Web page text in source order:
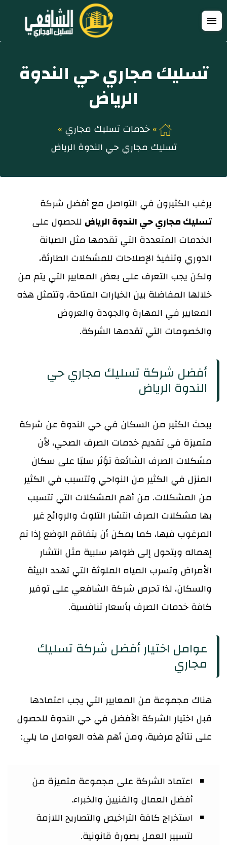
التجاوز
إلى
المحتوى
تسليك مجاري حي الندوة
الرياض
خدمات تسليك مجاري
تسليك مجاري حي الندوة الرياض
يرغب الكثيرون في التواصل مع أفضل شركة
تسليك مجاري حي الندوة الرياض للحصول على
الخدمات المتعددة التي تقدمها مثل الصيانة
الدوري وتنفيذ الإصلاحات للمشكلات الطارئة،
ولكن يجب التعرف على بعض المعايير التي يتم من
خلالها المفاضلة بين الخيارات المتاحة، وتتمثل هذه
المعايير في المهارة والجودة والعروض
والخصومات التي تقدمها الشركة.
أفضل شركة تسليك مجاري حي
الندوة الرياض
يبحث الكثير من السكان في حي الندوة عن شركة
متميزة في تقديم خدمات الصرف الصحي، لأن
مشكلات الصرف الشائعة تؤثر سلبًا على سكان
المنزل في الكثير من النواحي وتتسبب في الكثير
من المشكلات. من أهم المشكلات التي تتسبب
بها مشكلات الصرف انتشار التلوث والروائح غير
المرغوب فيها، كما يمكن أن يتفاقم الوضع إذا تم
إهماله ويتحول إلى ظواهر سلبية مثل انتشار
الأمراض وتسرب المياه الملوثة التي تهدد البيئة
والسكان، لذا تحرص شركة الشافعي على توفير
كافة خدمات الصرف بأسعار تنافسية.
عوامل اختيار أفضل شركة تسليك
مجاري
هناك مجموعة من المعايير التي يجب اعتمادها
قبل اختيار الشركة الأفضل في حي الندوة للحصول
على نتائج مرضية، ومن أهم هذه العوامل ما يلي:
اعتماد الشركة على مجموعة متميزة من
أفضل العمال والفنيين والخبراء.
استخراج كافة التراخيص والتصاريح اللازمة
لتسيير العمل بصورة قانونية.